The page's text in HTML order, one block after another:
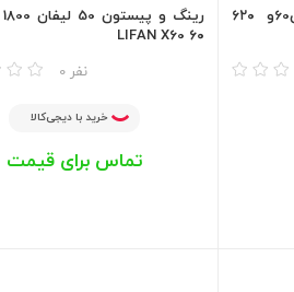
اویل پمپ لیفان ۱۸۰۰ ایکس60و ۶۲۰
۶۰ LIFAN X60
0 نفر
خرید با دیجی‌کالا
تماس برای قیمت